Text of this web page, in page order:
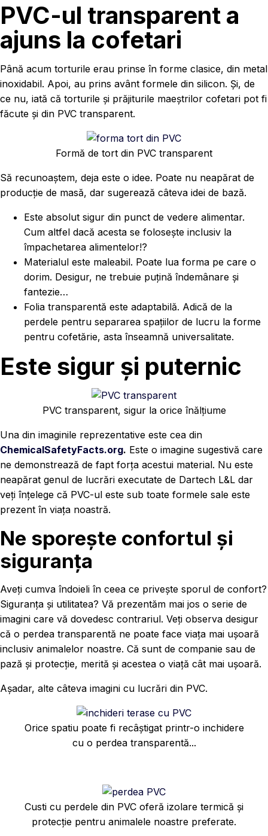
PVC-ul transparent a
ajuns la cofetari
Până acum torturile erau prinse în forme clasice, din metal
inoxidabil. Apoi, au prins avânt formele din silicon. Și, de
ce nu, iată că torturile și prăjiturile maeștrilor cofetari pot fi
făcute și din PVC transparent.
Formă de tort din PVC transparent
Să recunoaștem, deja este o idee. Poate nu neapărat de
producție de masă, dar sugerează câteva idei de bază.
Este absolut sigur din punct de vedere alimentar.
Cum altfel dacă acesta se folosește inclusiv la
împachetarea alimentelor!?
Materialul este maleabil. Poate lua forma pe care o
dorim. Desigur, ne trebuie puțină îndemânare și
fantezie…
Folia transparentă este adaptabilă. Adică de la
perdele pentru separarea spațiilor de lucru la forme
pentru cofetărie, asta înseamnă universalitate.
Este sigur și puternic
PVC transparent, sigur la orice înălțiume
Una din imaginile reprezentative este cea din
ChemicalSafetyFacts.org. Este o imagine sugestivă care
ne demonstrează de fapt forța acestui material. Nu este
neapărat genul de lucrări executate de Dartech L&L dar
veți înțelege că PVC-ul este sub toate formele sale este
prezent în viața noastră.
Ne sporește confortul și
siguranța
Aveți cumva îndoieli în ceea ce privește sporul de confort?
Siguranța și utilitatea? Vă prezentăm mai jos o serie de
imagini care vă dovedesc contrariul. Veți observa desigur
că o perdea transparentă ne poate face viața mai ușoară
inclusiv animalelor noastre. Că sunt de companie sau de
pază și protecție, merită și acestea o viață cât mai ușoară.
Așadar, alte câteva imagini cu lucrări din PVC.
Orice spatiu poate fi recâștigat printr-o inchidere
cu o perdea transparentă...
Custi cu perdele din PVC oferă izolare termică și
protecție pentru animalele noastre preferate.